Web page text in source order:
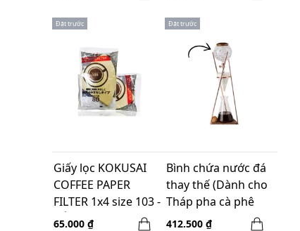
Đặt trước
Giấy lọc KOKUSAI
COFFEE PAPER
FILTER 1x4 size 103 -
NÂU-80 tờ
65.000 ₫
Đặt trước
Bình chứa nước đá
thay thế (Dành cho
Tháp pha cà phê
lạnh Hero Dingyuan
412.500 ₫